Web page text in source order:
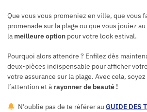
Que vous vous promeniez en ville, que vous
promenade sur la plage ou que vous jouiez au
la meilleure option pour votre look estival.
Pourquoi alors attendre ? Enfilez dès
deux-pièces indispensable pour afficher
votre assurance sur la plage. Avec cela,
l’attention et à rayonner de beauté !
N’oublie pas de te référer au GUIDE DES